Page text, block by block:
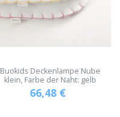
Buokids Deckenlampe Nube
klein, Farbe der Naht: gelb
66,48 €